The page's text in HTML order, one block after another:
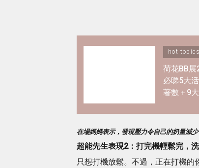
hot topics
荷花BB
必睇5大
著數＋9
在場媽媽表示，發現壓力令自己的奶量減少
超能先生表現2： 打完機輕鬆完，
只想打機放鬆。不過，正在打機